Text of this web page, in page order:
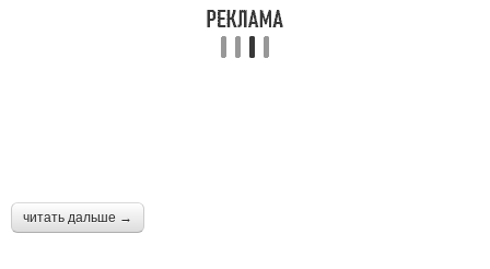
читать дальше →